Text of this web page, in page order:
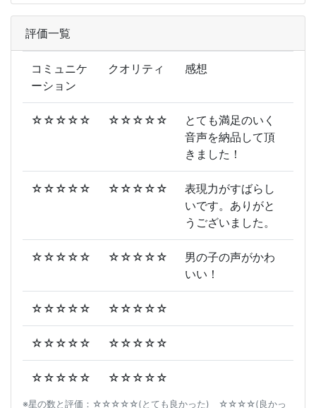
評価一覧
コミュニケ
ーション
クオリティ 感想
☆☆☆☆☆ ☆☆☆☆☆
とても満足のいく
音声を納品して頂
きました！
☆☆☆☆☆ ☆☆☆☆☆
表現力がすばらし
いです。ありがと
うございました。
☆☆☆☆☆ ☆☆☆☆☆
男の子の声がかわ
いい！
☆☆☆☆☆ ☆☆☆☆☆
☆☆☆☆☆ ☆☆☆☆☆
☆☆☆☆☆ ☆☆☆☆☆
※星の数と評価：☆☆☆☆☆(とても良かった) ☆☆☆☆(良かっ